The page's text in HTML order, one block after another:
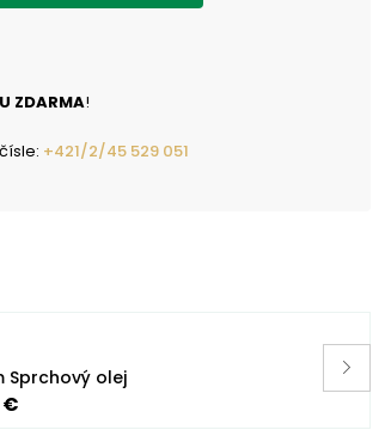
ZDARMA!
+421/2/45 529 051
Sprchový olej
€